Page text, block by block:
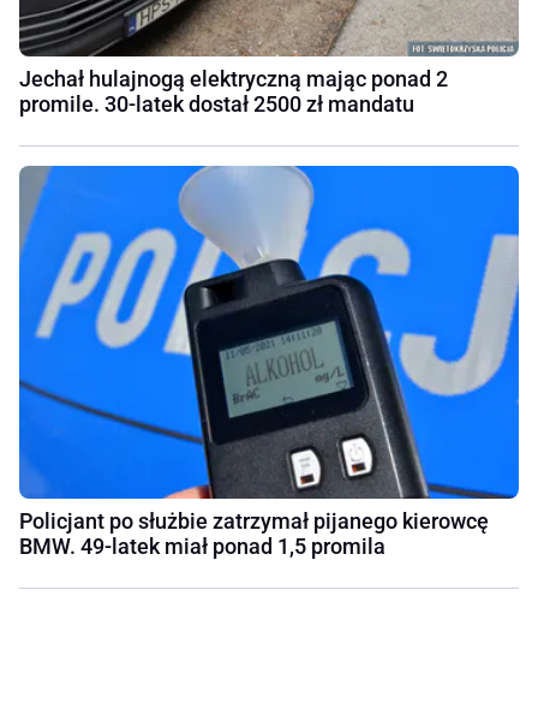
Jechał hulajnogą elektryczną mając ponad 2
promile. 30-latek dostał 2500 zł mandatu
Policjant po służbie zatrzymał pijanego kierowcę
BMW. 49-latek miał ponad 1,5 promila